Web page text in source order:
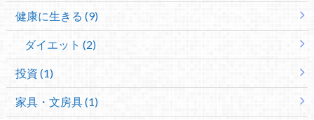
健康に生きる (9)
ダイエット (2)
投資 (1)
家具・文房具 (1)